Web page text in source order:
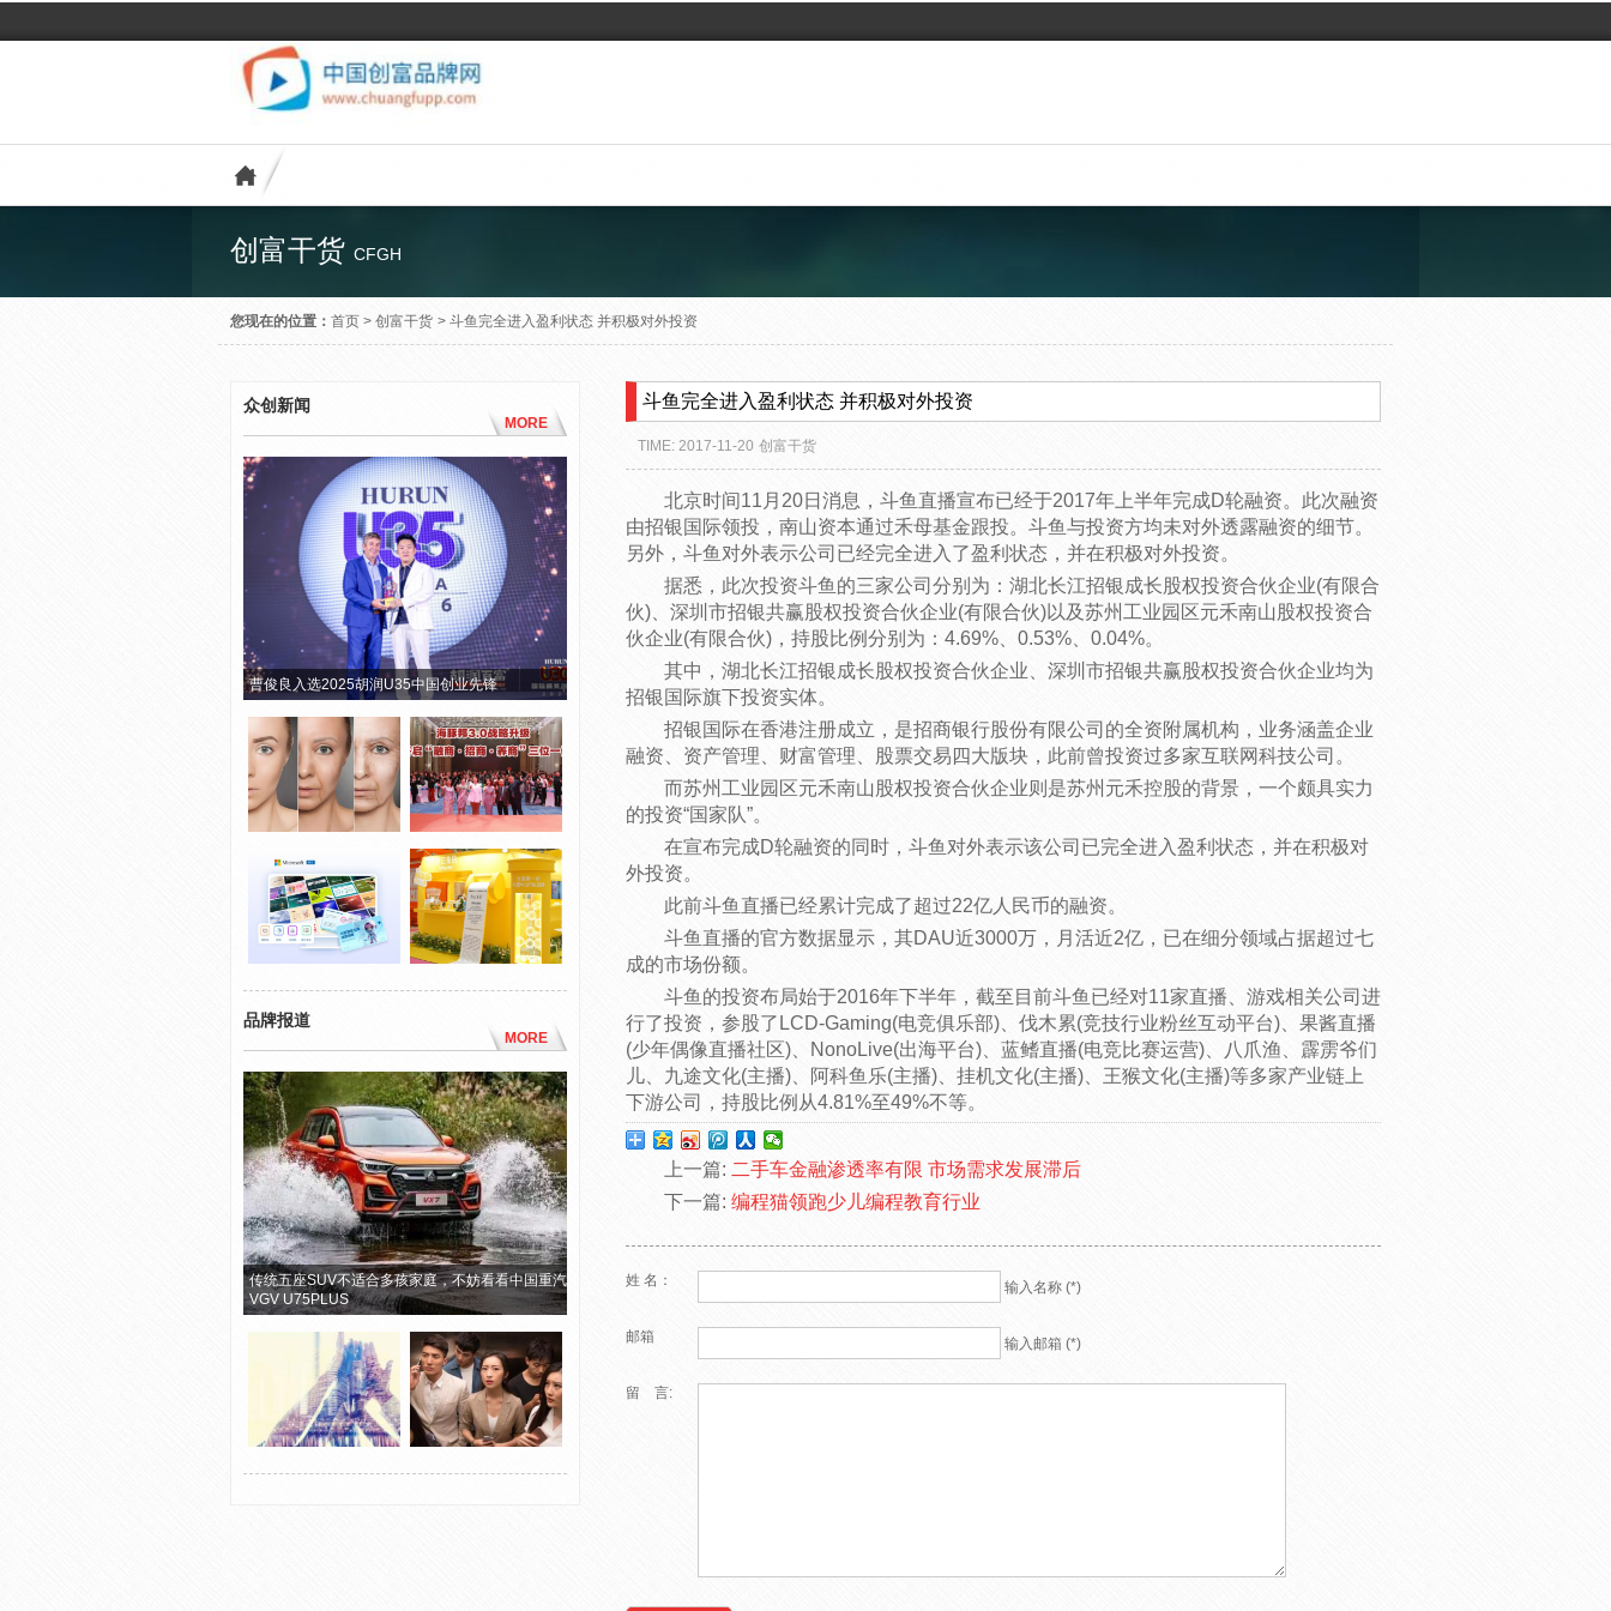
创富干货 CFGH
您现在的位置： 首页 > 创富干货 > 斗鱼完全进入盈利状态 并积极对外投资
众创新闻
MORE
曹俊良入选2025胡润U35中国创业先锋
品牌报道
MORE
传统五座SUV不适合多孩家庭，不妨看看中国重汽
VGV U75PLUS
斗鱼完全进入盈利状态 并积极对外投资
TIME: 2017-11-20 创富干货
北京时间11月20日消息，斗鱼直播宣布已经于2017年上半年完成D轮融资。此次融资
由招银国际领投，南山资本通过禾母基金跟投。斗鱼与投资方均未对外透露融资的细节。
另外，斗鱼对外表示公司已经完全进入了盈利状态，并在积极对外投资。
据悉，此次投资斗鱼的三家公司分别为：湖北长江招银成长股权投资合伙企业(有限合
伙)、深圳市招银共赢股权投资合伙企业(有限合伙)以及苏州工业园区元禾南山股权投资合
伙企业(有限合伙)，持股比例分别为：4.69%、0.53%、0.04%。
其中，湖北长江招银成长股权投资合伙企业、深圳市招银共赢股权投资合伙企业均为
招银国际旗下投资实体。
招银国际在香港注册成立，是招商银行股份有限公司的全资附属机构，业务涵盖企业
融资、资产管理、财富管理、股票交易四大版块，此前曾投资过多家互联网科技公司。
而苏州工业园区元禾南山股权投资合伙企业则是苏州元禾控股的背景，一个颇具实力
的投资“国家队”。
在宣布完成D轮融资的同时，斗鱼对外表示该公司已完全进入盈利状态，并在积极对
外投资。
此前斗鱼直播已经累计完成了超过22亿人民币的融资。
斗鱼直播的官方数据显示，其DAU近3000万，月活近2亿，已在细分领域占据超过七
成的市场份额。
斗鱼的投资布局始于2016年下半年，截至目前斗鱼已经对11家直播、游戏相关公司进
行了投资，参股了LCD-Gaming(电竞俱乐部)、伐木累(竞技行业粉丝互动平台)、果酱直播
(少年偶像直播社区)、NonoLive(出海平台)、蓝鳍直播(电竞比赛运营)、八爪渔、霹雳爷们
儿、九途文化(主播)、阿科鱼乐(主播)、挂机文化(主播)、王猴文化(主播)等多家产业链上
下游公司，持股比例从4.81%至49%不等。
上一篇: 二手车金融渗透率有限 市场需求发展滞后
下一篇: 编程猫领跑少儿编程教育行业
姓 名： 输入名称 (*)
邮箱 输入邮箱 (*)
留 言: